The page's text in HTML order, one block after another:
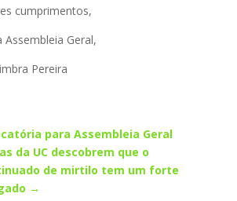
cumprimentos,
Assembleia Geral,
Pereira
para Assembleia Geral
da UC descobrem que o
de mirtilo tem um forte
→